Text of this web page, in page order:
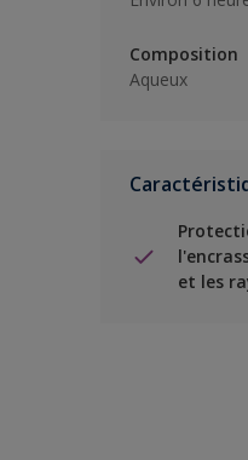
Composition
Aqueux
et les